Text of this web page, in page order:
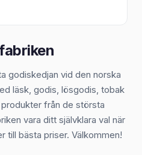
godiskedjan vid den norska
läsk, godis, lösgodis, tobak
från de största
vara ditt självklara val när
till bästa priser. Välkommen!